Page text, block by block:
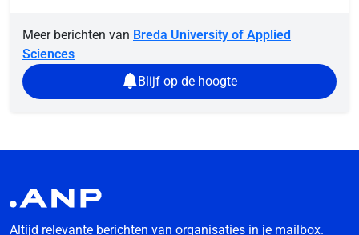
Meer berichten van Breda University of Applied
Sciences
Blijf op de hoogte
Altijd relevante berichten van organisaties in je mailbox.